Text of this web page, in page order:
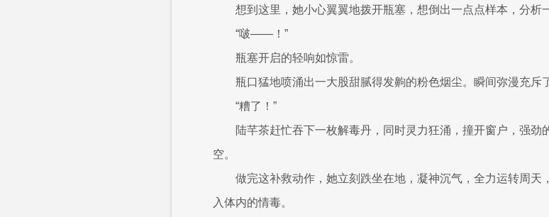
想到这里，她小心翼翼地拨开瓶塞，想倒出一点点样本，分
“啵——！”
瓶塞开启的轻响如惊雷。
瓶口猛地喷涌出一大股甜腻得发齁的粉色烟尘。瞬间弥漫充斥
“糟了！”
陆芊茶赶忙吞下一枚解毒丹，同时灵力狂涌，撞开窗户，强劲
空。
做完这补救动作，她立刻跌坐在地，凝神沉气，全力运转周天
入体内的情毒。